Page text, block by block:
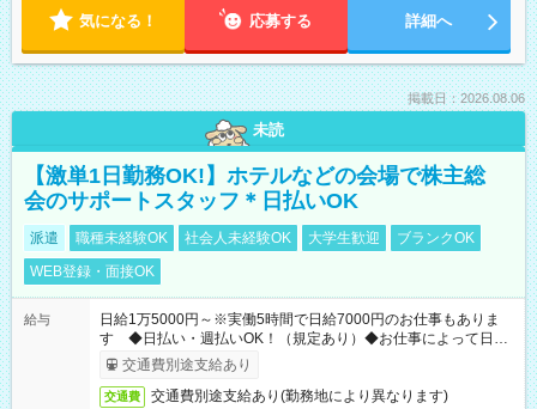
気になる！ 応募する 詳細へ
掲載日：2026.08.06
未読
【激単1日勤務OK!】ホテルなどの会場で株主総
会のサポートスタッフ＊日払いOK
派遣 職種未経験OK 社会人未経験OK 大学生歓迎
ブランクOK
WEB登録・面接OK
給与
日給1万5000円～※実働5時間で日給7000円のお仕事もありま
す ◆日払い・週払いOK！（規定あり）◆お仕事によって日給
も異なります
交通費別途支給あり
交通費 交通費別途支給あり(勤務地により異なります)